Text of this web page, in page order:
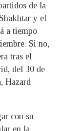
de la
y el
a tiempo
Si no,
tras el
del 30 de
Hazard
con su